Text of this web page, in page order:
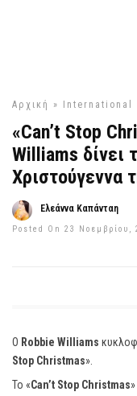
Αρχική » International
«Can’t Stop
Williams δίνει
Χριστούγεννα
Ελεάννα Καπάνταη
Posted On 23 Νοεμβρίου,
O Robbie Williams
Stop Christmas».
Το «Can’t Stop Christmas